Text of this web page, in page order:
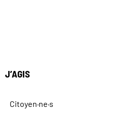
J’AGIS
Citoyen·ne·s